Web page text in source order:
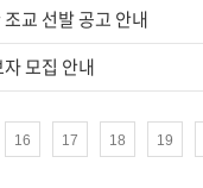
교 선발 공고 안내
모집 안내
16 17 18 19